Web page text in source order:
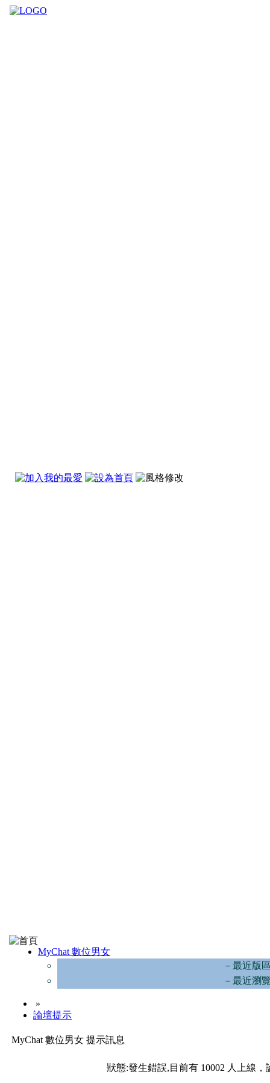
MyChat 數位男女
－最近版
－最近瀏
»
論壇提示
MyChat 數位男女 提示訊息
狀態:發生錯誤,目前有 10002 人上線